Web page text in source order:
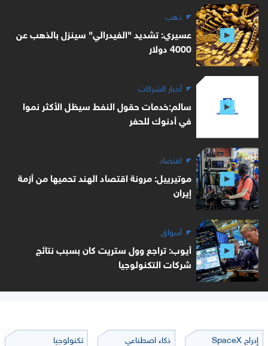
ذهب
عسيري: تشديد "الفيدرالي" سينزل بالذهب عن
4000 دولار
أخبار الشركات
سالم:خدمات حقول النفط سيظل الأكثر نموا
في أدنوك للحفر
اقتصاد
موتيرييل: مرونة اقتصاد الهند تحميها من أزمة
إيران
أسواق
أيوب: تراجع وول ستريت كان بسبب نتائج
شركات التكنولوجيا
إدراج SpaceX ذكاء اصطناعي
تكنولوجيا